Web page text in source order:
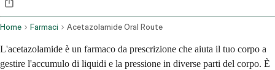
Home Farmaci Acetazolamide Oral Route
L'acetazolamide è un farmaco da prescrizione che aiuta il tuo corpo a
gestire l'accumulo di liquidi e la pressione in diverse parti del corpo. È